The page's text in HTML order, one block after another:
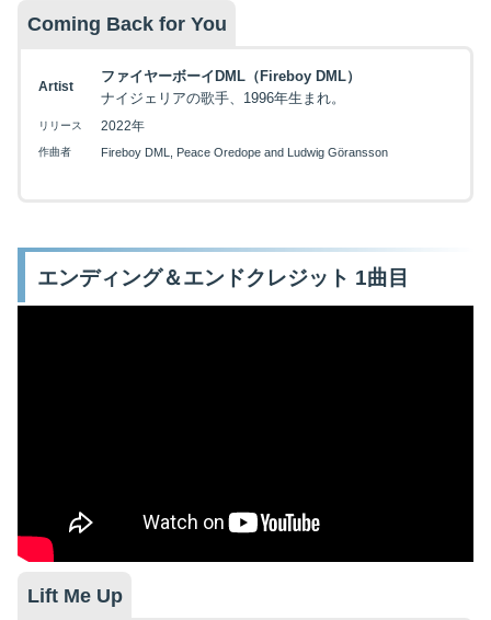
Coming Back for You
Artist
ファイヤーボーイDML（Fireboy DML）
ナイジェリアの歌手、1996年生まれ。
リリース 2022年
作曲者 Fireboy DML, Peace Oredope and Ludwig Göransson
エンディング＆エンドクレジット 1曲目
Lift Me Up